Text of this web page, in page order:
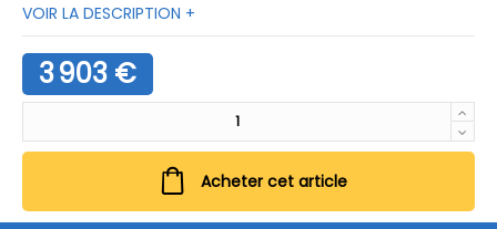
VOIR LA DESCRIPTION +
3 903 €
Acheter cet article